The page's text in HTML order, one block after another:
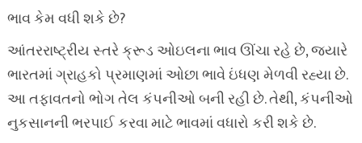
ભાવ કેમ વધી શકે છે?
આંતરરાષ્ટ્રીય સ્તરે ક્રૂડ ઓઇલના ભાવ ઊંચા રહે છે, જ્યારે
ભારતમાં ગ્રાહકો પ્રમાણમાં ઓછા ભાવે ઇંધણ મેળવી રહ્યા છે.
આ તફાવતનો ભોગ તેલ કંપનીઓ બની રહી છે. તેથી, કંપનીઓ
નુકસાનની ભરપાઈ કરવા માટે ભાવમાં વધારો કરી શકે છે.